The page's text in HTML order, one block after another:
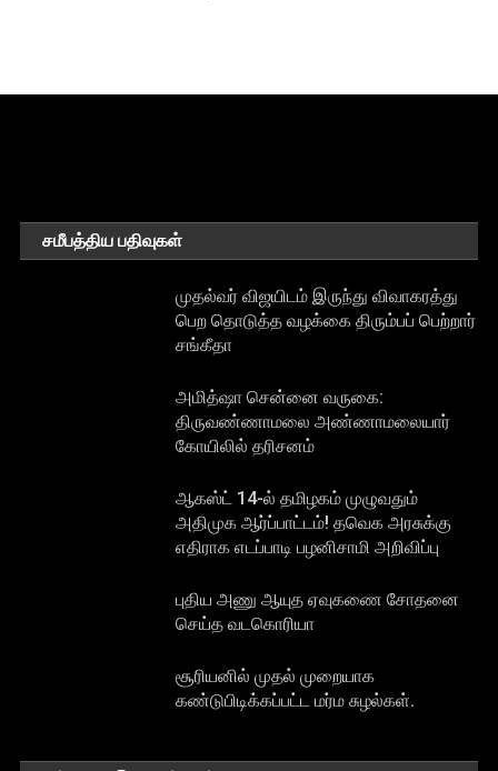
சமீபத்திய பதிவுகள்
முதல்வர் விஜயிடம் இருந்து விவாகரத்து
பெற தொடுத்த வழக்கை திரும்பப் பெற்றார்
சங்கீதா
அமித்ஷா சென்னை வருகை:
திருவண்ணாமலை அண்ணாமலையார்
கோயிலில் தரிசனம்
ஆகஸ்ட் 14-ல் தமிழகம் முழுவதும்
அதிமுக ஆர்ப்பாட்டம்! தவெக அரசுக்கு
எதிராக எடப்பாடி பழனிசாமி அறிவிப்பு
புதிய அணு ஆயுத ஏவுகணை சோதனை
செய்த வடகொரியா
சூரியனில் முதல் முறையாக
கண்டுபிடிக்கப்பட்ட மர்ம சுழல்கள்.